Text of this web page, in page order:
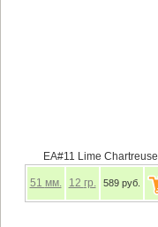
EA#11 Lime Chartreuse
51 мм. 12 гр. 589 руб.